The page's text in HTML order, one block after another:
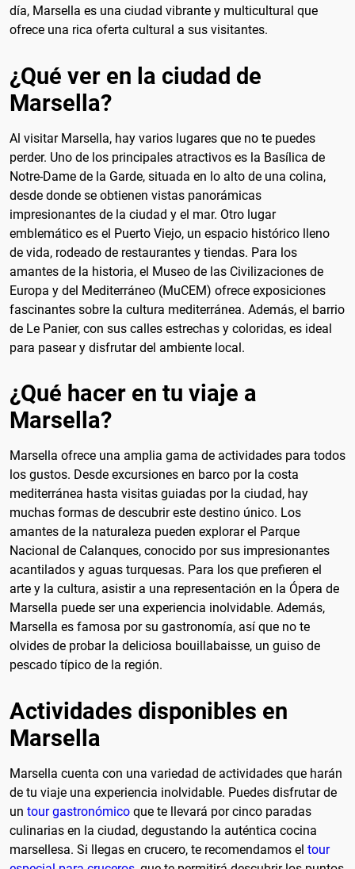
día, Marsella es una ciudad vibrante y multicultural que
ofrece una rica oferta cultural a sus visitantes.
¿Qué ver en la ciudad de
Marsella?
Al visitar Marsella, hay varios lugares que no te puedes
perder. Uno de los principales atractivos es la Basílica de
Notre-Dame de la Garde, situada en lo alto de una colina,
desde donde se obtienen vistas panorámicas
impresionantes de la ciudad y el mar. Otro lugar
emblemático es el Puerto Viejo, un espacio histórico lleno
de vida, rodeado de restaurantes y tiendas. Para los
amantes de la historia, el Museo de las Civilizaciones de
Europa y del Mediterráneo (MuCEM) ofrece exposiciones
fascinantes sobre la cultura mediterránea. Además, el barrio
de Le Panier, con sus calles estrechas y coloridas, es ideal
para pasear y disfrutar del ambiente local.
¿Qué hacer en tu viaje a
Marsella?
Marsella ofrece una amplia gama de actividades para todos
los gustos. Desde excursiones en barco por la costa
mediterránea hasta visitas guiadas por la ciudad, hay
muchas formas de descubrir este destino único. Los
amantes de la naturaleza pueden explorar el Parque
Nacional de Calanques, conocido por sus impresionantes
acantilados y aguas turquesas. Para los que prefieren el
arte y la cultura, asistir a una representación en la Ópera de
Marsella puede ser una experiencia inolvidable. Además,
Marsella es famosa por su gastronomía, así que no te
olvides de probar la deliciosa bouillabaisse, un guiso de
pescado típico de la región.
Actividades disponibles en
Marsella
Marsella cuenta con una variedad de actividades que harán
de tu viaje una experiencia inolvidable. Puedes disfrutar de
un tour gastronómico que te llevará por cinco paradas
culinarias en la ciudad, degustando la auténtica cocina
marsellesa. Si llegas en crucero, te recomendamos el tour